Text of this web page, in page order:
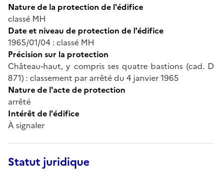
Nature de la protection de l'édifice
classé MH
Date et niveau de protection de l'édifice
1965/01/04 : classé MH
Précision sur la protection
Château-haut, y compris ses quatre bastions (cad. D
871) : classement par arrêté du 4 janvier 1965
Nature de l'acte de protection
arrêté
Intérêt de l'édifice
À signaler
Statut juridique